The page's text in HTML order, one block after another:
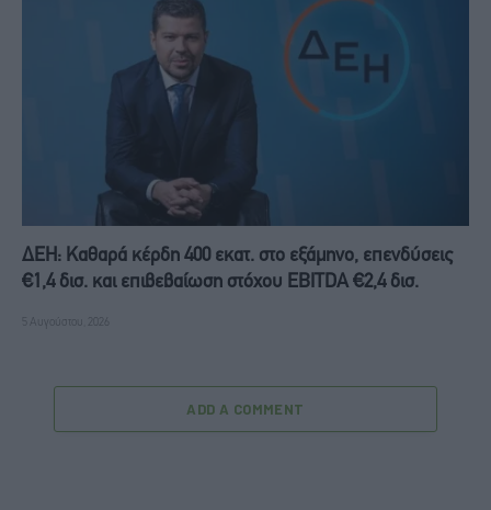
ΔΕΗ: Καθαρά κέρδη 400 εκατ. στο εξάμηνο, επενδύσεις
€1,4 δισ. και επιβεβαίωση στόχου EBITDA €2,4 δισ.
5 Αυγούστου, 2026
ADD A COMMENT